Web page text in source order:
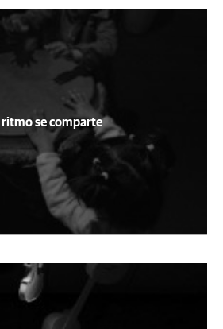
ritmo se comparte